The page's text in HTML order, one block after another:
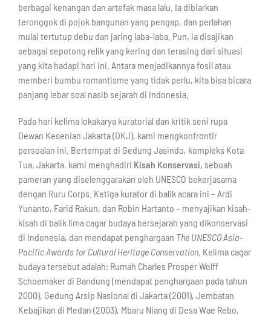
berbagai kenangan dan artefak masa lalu. Ia dibiarkan
teronggok di pojok bangunan yang pengap, dan perlahan
mulai tertutup debu dan jaring laba-laba. Pun, ia disajikan
sebagai sepotong relik yang kering dan terasing dari situasi
yang kita hadapi hari ini. Antara menjadikannya fosil atau
memberi bumbu romantisme yang tidak perlu, kita bisa bicara
panjang lebar soal nasib sejarah di Indonesia.
Pada hari kelima lokakarya kuratorial dan kritik seni rupa
Dewan Kesenian Jakarta (DKJ), kami mengkonfrontir
persoalan ini. Bertempat di Gedung Jasindo, kompleks Kota
Tua, Jakarta, kami menghadiri Kisah Konservasi, sebuah
pameran yang diselenggarakan oleh UNESCO bekerjasama
dengan Ruru Corps. Ketiga kurator di balik acara ini – Ardi
Yunanto, Farid Rakun, dan Robin Hartanto – menyajikan kisah-
kisah di balik lima cagar budaya bersejarah yang dikonservasi
di Indonesia, dan mendapat penghargaan The UNESCO Asia-
Pacific Awards for Cultural Heritage Conservation. Kelima cagar
budaya tersebut adalah: Rumah Charles Prosper Wolff
Schoemaker di Bandung (mendapat penghargaan pada tahun
2000), Gedung Arsip Nasional di Jakarta (2001), Jembatan
Kebajikan di Medan (2003), Mbaru Niang di Desa Wae Rebo,